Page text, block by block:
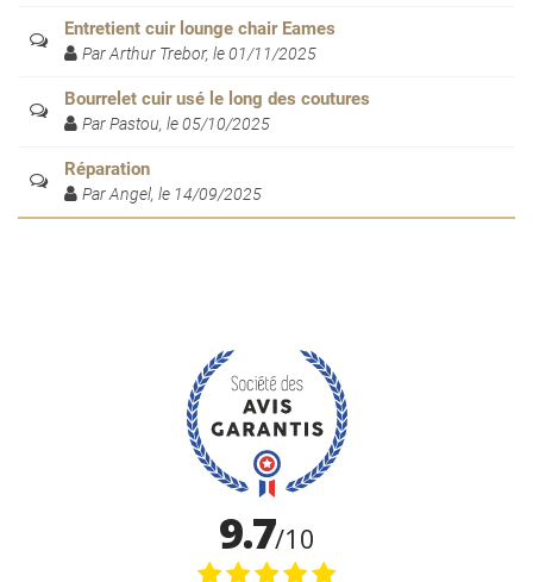
Entretient cuir lounge chair Eames
Par Arthur Trebor, le 01/11/2025
Bourrelet cuir usé le long des coutures
Par Pastou, le 05/10/2025
Réparation
Par Angel, le 14/09/2025